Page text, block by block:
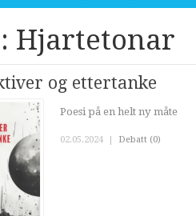
Hjartetonar
og ettertanke
Poesi på en helt ny måte
02.05.2024 | Debatt (0)